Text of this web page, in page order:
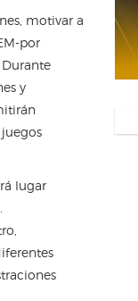
motivar a
por
y
lugar